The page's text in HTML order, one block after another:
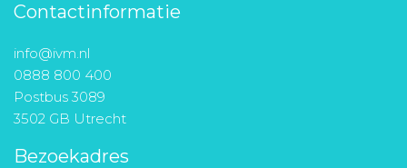
Contactinformatie
info@ivm.nl
0888 800 400
Postbus 3089
3502 GB Utrecht
Bezoekadres